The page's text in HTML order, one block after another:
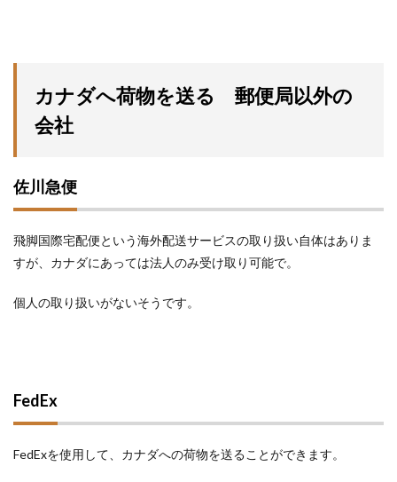
カナダへ荷物を送る 郵便局以外の
会社
佐川急便
飛脚国際宅配便という海外配送サービスの取り扱い自体はありま
すが、カナダにあっては法人のみ受け取り可能で。
個人の取り扱いがないそうです。
FedEx
FedExを使用して、カナダへの荷物を送ることができます。